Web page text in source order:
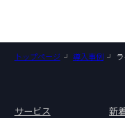
トップページ 導入事例
サービス
新